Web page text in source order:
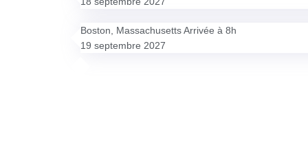
Boston, Massachusetts Arrivée à 8h
19 septembre 2027